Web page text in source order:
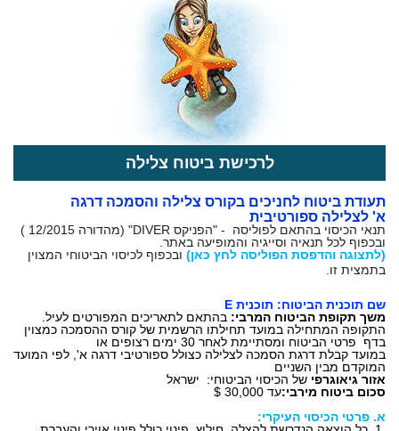
לרכישת ביטוח צלילה
תעודת ביטוח לחניכים בקורס צלילה והסמכה דרגה
א' לצלילה ספורטיבית
תנאי הכיסוי בהתאם לפוליסה - "הפניקס DIVER" (מהדורה 12/2015 )
ובכפוף לכל תנאיה וסייגיה והמופיעה באתר.
(לתצוגה והדפסת הפוליסה לחץ כאן) ובכפוף לכיסוי הביטוחי המצוין
בתמצית זו.
שם תוכנית הביטוח: תוכנית E
משך תקופת הביטוח המרבי: בהתאם לתאריכים המפורטים לעיל.
התקופה המתחילה במועד תחילתו הרשמית של קורס ההסמכה כמצוין
בדף פרטי הביטוח ומסתיימת לאחר 30 ימים רצופים או
במועד קבלת דרגת הסמכה לצלילה כצולל ספורטיבי דרגה א', לפי המועד
המוקדם מבין השניים
אזור גיאוגרפי של הכיסוי הביטוחי: ישראל
סכום ביטוח מירבי:עד 30,000 $
א. פרטי הכיסוי העיקרי: